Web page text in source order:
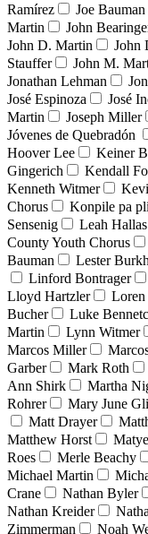
Ramírez
Joe Bauman
Martin
John
John D. Martin
John
Stauffer
John M.
Jonathan Lehman
José Espinoza
José
Martin
Joseph Miller
Jóvenes de Quebradón
Hoover Lee
Keiner
Gingerich
Kendall
Kenneth Witmer
Chorus
Konpile pa
Sensenig
Leah Hallas
County Youth Chorus
Bauman
Lester
Linford Bontrager
Lloyd Hartzler
Bucher
Luke
Martin
Lynn Witmer
Marcos Miller
Garber
Mark Roth
Ann Shirk
Martha
Rohrer
Mary June
Matt Drayer
Matthew Horst
Roes
Merle Beachy
Michael Martin
Crane
Nathan Byler
Nathan Kreider
Zimmerman
Noah